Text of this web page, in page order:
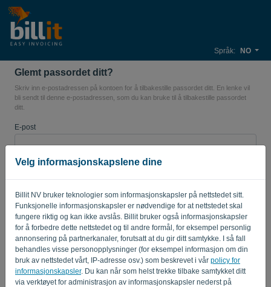
Velg informasjonskapslene dine
Billit NV bruker teknologier som informasjonskapsler på nettstedet sitt.
Funksjonelle informasjonskapsler er nødvendige for at nettstedet skal
fungere riktig og kan ikke avslås. Billit bruker også informasjonskapsler
for å forbedre dette nettstedet og til andre formål, for eksempel personlig
annonsering på partnerkanaler, forutsatt at du gir ditt samtykke. I så fall
behandles visse personopplysninger (for eksempel informasjon om din
bruk av nettstedet vårt, IP-adresse osv.) som beskrevet i vår policy for
informasjonskapsler. Du kan når som helst trekke tilbake samtykket ditt
via verktøyet for administrasjon av informasjonskapsler nederst på
Språk: NO
Glemt passordet ditt?
Skriv inn e-postadressen på kontoen for å tilbakestille passordet ditt. En lenke vil
bli sendt til denne e-postadressen, som du kan bruke til å tilbakestille passordet
ditt.
E-post
SEND LENKE
Tilbake til påloggingssiden
Privacy Policy Terms of Service